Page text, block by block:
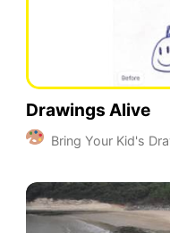
Drawings Alive
Bring Your Kid's